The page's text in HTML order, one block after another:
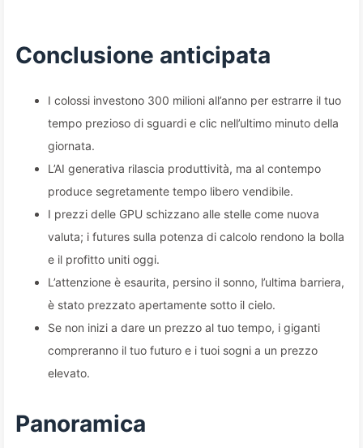
digitale sente
tuo tempo di concentrazione
—Impara lentamente l'AI 166
Conclusione anticipata
I colossi investono 300 milioni all’anno per estrarre il tuo
tempo prezioso di sguardi e clic nell’ultimo minuto della
giornata.
L’AI generativa rilascia produttività, ma al contempo
produce segretamente tempo libero vendibile.
I prezzi delle GPU schizzano alle stelle come nuova
valuta; i futures sulla potenza di calcolo rendono la bolla
e il profitto uniti oggi.
L’attenzione è esaurita, persino il sonno, l’ultima barriera,
è stato prezzato apertamente sotto il cielo.
Se non inizi a dare un prezzo al tuo tempo, i giganti
compreranno il tuo futuro e i tuoi sogni a un prezzo
elevato.
Panoramica